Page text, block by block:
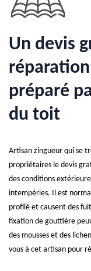
Un devis
préparé
du toit
Artisan zingueur qui se
propriétaires le devis
des conditions
intempéries. Il est
profilé et causent des
fixation de gouttière
des mousses et des
vous à cet artisan pour